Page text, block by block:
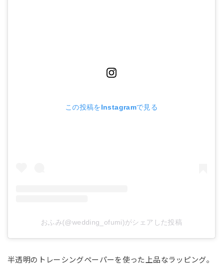
この投稿をInstagramで見る
おふみ(@wedding_ofumi)がシェアした投稿
半透明のトレーシングペーパーを使った上品なラッピング。